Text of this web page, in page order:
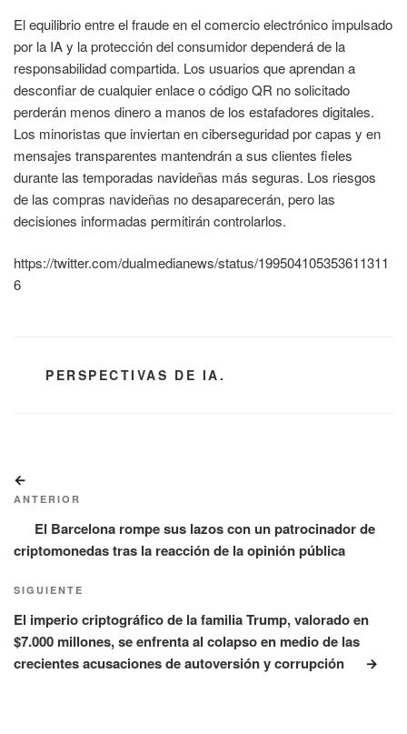
El equilibrio entre el fraude en el comercio electrónico impulsado
por la IA y la protección del consumidor dependerá de la
responsabilidad compartida. Los usuarios que aprendan a
desconfiar de cualquier enlace o código QR no solicitado
perderán menos dinero a manos de los estafadores digitales.
Los minoristas que inviertan en ciberseguridad por capas y en
mensajes transparentes mantendrán a sus clientes fieles
durante las temporadas navideñas más seguras. Los riesgos
de las compras navideñas no desaparecerán, pero las
decisiones informadas permitirán controlarlos.
https://twitter.com/dualmedianews/status/199504105353611311
6
CATEGORÍAS
PERSPECTIVAS DE IA.
de
entradas
anterior:
ANTERIOR
El Barcelona rompe sus lazos con un patrocinador de
criptomonedas tras la reacción de la opinión pública
Siguiente
entrada
SIGUIENTE
El imperio criptográfico de la familia Trump, valorado en
$7.000 millones, se enfrenta al colapso en medio de las
crecientes acusaciones de autoversión y corrupción